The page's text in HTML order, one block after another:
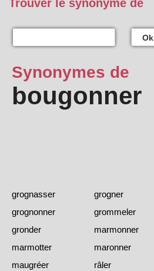
Trouver le synonyme de
Ok
Synonymes de
bougonner
grognasser
grogner
grognonner
grommeler
gronder
marmonner
marmotter
maronner
maugréer
râler